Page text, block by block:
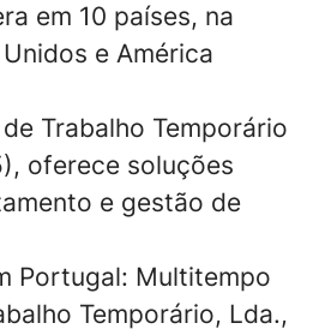
em 10 países, na
e América
Trabalho Temporário
oferece soluções
e gestão de
Portugal: Multitempo
Temporário, Lda.,